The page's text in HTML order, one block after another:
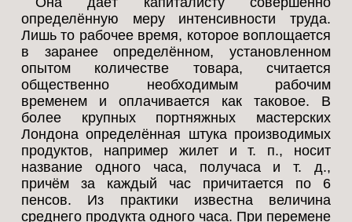
определённую меру интенсивности труда.
Лишь то рабочее время, которое воплощается
в заранее определённом, установленном
опытом количестве товара, считается
общественно необходимым рабочим
временем и оплачивается как таковое. В
более крупных портняжных мастерских
Лондона определённая штука производимых
продуктов, например жилет и т. п., носит
название одного часа, получаса и т. д.,
причём за каждый час причитается по 6
пенсов. Из практики известна величина
среднего продукта одного часа. При перемене